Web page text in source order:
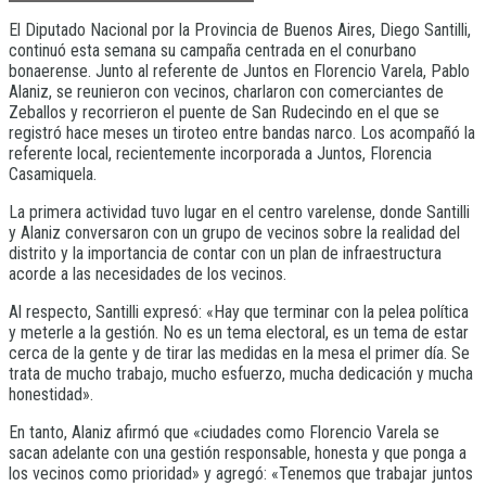
El Diputado Nacional por la Provincia de Buenos Aires, Diego Santilli,
continuó esta semana su campaña centrada en el conurbano
bonaerense. Junto al referente de Juntos en Florencio Varela, Pablo
Alaniz, se reunieron con vecinos, charlaron con comerciantes de
Zeballos y recorrieron el puente de San Rudecindo en el que se
registró hace meses un tiroteo entre bandas narco. Los acompañó la
referente local, recientemente incorporada a Juntos, Florencia
Casamiquela.
La primera actividad tuvo lugar en el centro varelense, donde Santilli
y Alaniz conversaron con un grupo de vecinos sobre la realidad del
distrito y la importancia de contar con un plan de infraestructura
acorde a las necesidades de los vecinos.
Al respecto, Santilli expresó: «Hay que terminar con la pelea política
y meterle a la gestión. No es un tema electoral, es un tema de estar
cerca de la gente y de tirar las medidas en la mesa el primer día. Se
trata de mucho trabajo, mucho esfuerzo, mucha dedicación y mucha
honestidad».
En tanto, Alaniz afirmó que «ciudades como Florencio Varela se
sacan adelante con una gestión responsable, honesta y que ponga a
los vecinos como prioridad» y agregó: «Tenemos que trabajar juntos